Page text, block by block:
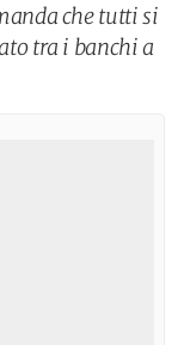
che tutti si
tra i banchi a